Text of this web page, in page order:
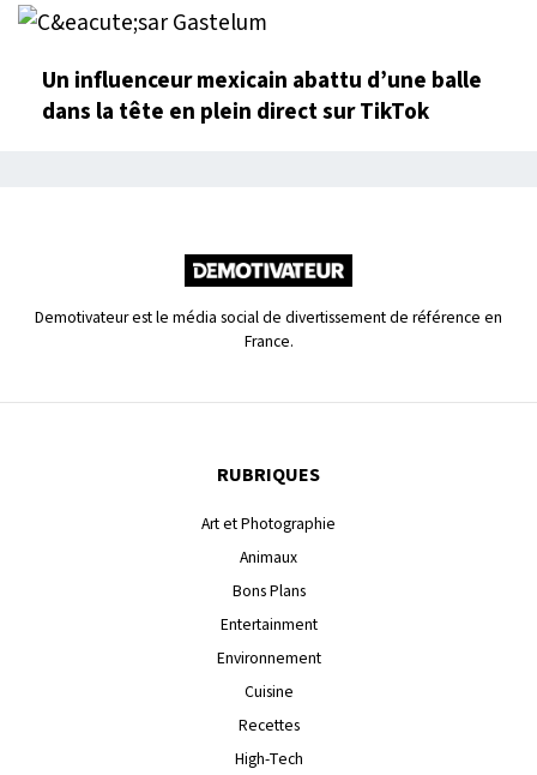
Un influenceur mexicain abattu d’une balle
dans la tête en plein direct sur TikTok
Demotivateur est le média social de divertissement de référence en
France.
RUBRIQUES
Art et Photographie
Animaux
Bons Plans
Entertainment
Environnement
Cuisine
Recettes
High-Tech